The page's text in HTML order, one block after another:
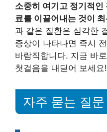
소중히 여기고 정기적인
료를 이끌어내는 것이
과 같은 질환은 심각한
증상이 나타나면 즉시
바람직합니다. 지금 바
첫걸음을 내딛어 보세요!
자주 묻는 질